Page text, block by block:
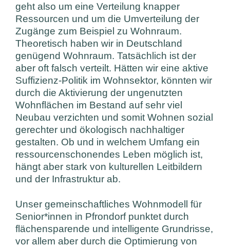
geht also um eine Verteilung knapper
Ressourcen und um die Umverteilung der
Zugänge zum Beispiel zu Wohnraum.
Theoretisch haben wir in Deutschland
genügend Wohnraum. Tatsächlich ist der
aber oft falsch verteilt. Hätten wir eine aktive
Suffizienz-Politik im Wohnsektor, könnten wir
durch die Aktivierung der ungenutzten
Wohnflächen im Bestand auf sehr viel
Neubau verzichten und somit Wohnen sozial
gerechter und ökologisch nachhaltiger
gestalten. Ob und in welchem Umfang ein
ressourcenschonendes Leben möglich ist,
hängt aber stark von kulturellen Leitbildern
und der Infrastruktur ab.
Unser gemeinschaftliches Wohnmodell für
Senior*innen in Pfrondorf punktet durch
flächensparende und intelligente Grundrisse,
vor allem aber durch die Optimierung von